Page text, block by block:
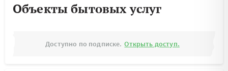
Объекты бытовых услуг
Доступно по подписке. Открыть доступ.